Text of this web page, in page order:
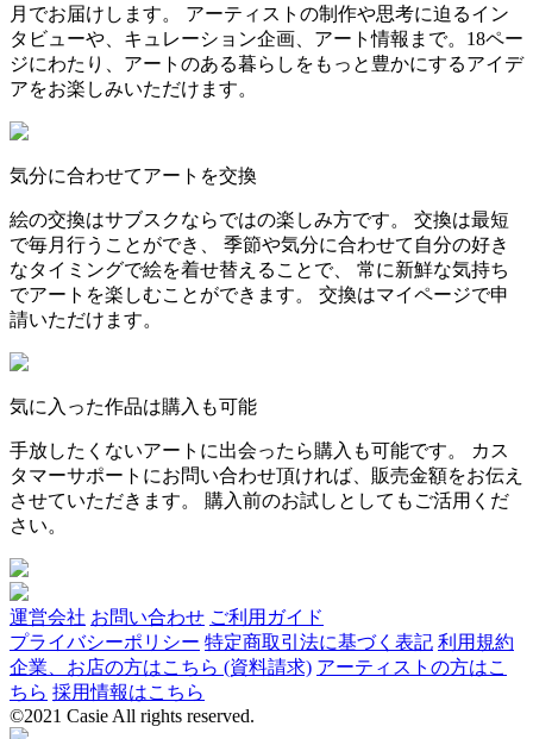
月でお届けします。 アーティストの制作や思考に迫るイン
タビューや、キュレーション企画、アート情報まで。18ペー
ジにわたり、アートのある暮らしをもっと豊かにするアイデ
アをお楽しみいただけます。
気分に合わせてアートを交換
絵の交換はサブスクならではの楽しみ方です。 交換は最短
で毎月行うことができ、 季節や気分に合わせて自分の好き
なタイミングで絵を着せ替えることで、 常に新鮮な気持ち
でアートを楽しむことができます。 交換はマイページで申
請いただけます。
気に入った作品は購入も可能
手放したくないアートに出会ったら購入も可能です。 カス
タマーサポートにお問い合わせ頂ければ、販売金額をお伝え
させていただきます。 購入前のお試しとしてもご活用くだ
さい。
運営会社 お問い合わせ ご利用ガイド
プライバシーポリシー 特定商取引法に基づく表記 利用規約
企業、お店の方はこちら (資料請求) アーティストの方はこ
ちら 採用情報はこちら
©2021 Casie All rights reserved.